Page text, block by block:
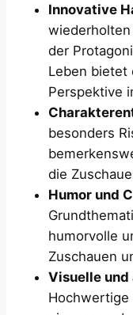
Innovative
der
Leben bietet
Perspektive
besonders
die
Humor und
humorvolle
Zuschauen
Visuelle
Hochwertige